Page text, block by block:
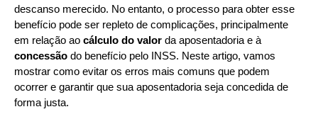
descanso merecido. No entanto, o processo para obter esse
benefício pode ser repleto de complicações, principalmente
em relação ao cálculo do valor da aposentadoria e à
concessão do benefício pelo INSS. Neste artigo, vamos
mostrar como evitar os erros mais comuns que podem
ocorrer e garantir que sua aposentadoria seja concedida de
forma justa.